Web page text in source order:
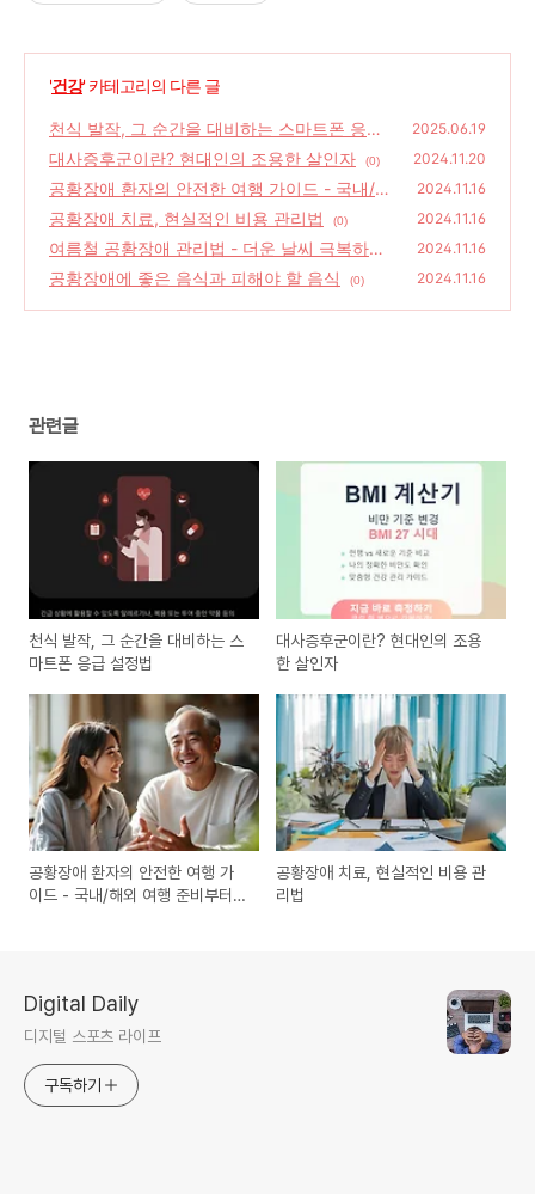
'건강' 카테고리의 다른 글
천식 발작, 그 순간을 대비하는 스마트폰 응급
설정법
(0)
2025.06.19
대사증후군이란? 현대인의 조용한 살인자 (0) 2024.11.20
공황장애 환자의 안전한 여행 가이드 - 국내/
해외 여행 준비부터 대처까지
(0)
2024.11.16
공황장애 치료, 현실적인 비용 관리법 (0) 2024.11.16
여름철 공황장애 관리법 - 더운 날씨 극복하기
(0)
2024.11.16
공황장애에 좋은 음식과 피해야 할 음식 (0) 2024.11.16
관련글
천식 발작, 그 순간을 대비하는 스
마트폰 응급 설정법
대사증후군이란? 현대인의 조용
한 살인자
공황장애 환자의 안전한 여행 가
이드 - 국내/해외 여행 준비부터
공황장애 치료, 현실적인 비용 관
리법
Digital Daily
디지털 스포츠 라이프
구독하기